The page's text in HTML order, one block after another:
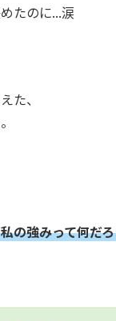
たのに...涙
た、
の強みって何だ